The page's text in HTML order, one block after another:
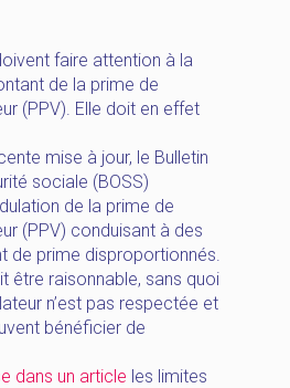
faire attention à la
de la prime de
(PPV). Elle doit en effet
mise à jour, le Bulletin
sociale (BOSS)
de la prime de
(PPV) conduisant à des
de prime disproportionnés.
être raisonnable, sans quoi
n’est pas respectée et
bénéficier de
dans un article les limites